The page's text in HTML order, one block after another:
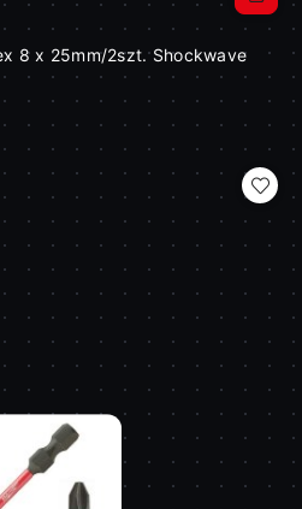
8 x 25mm/2szt. Shockwave